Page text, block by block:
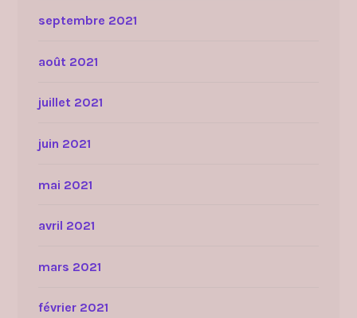
septembre 2021
août 2021
juillet 2021
juin 2021
mai 2021
avril 2021
mars 2021
février 2021